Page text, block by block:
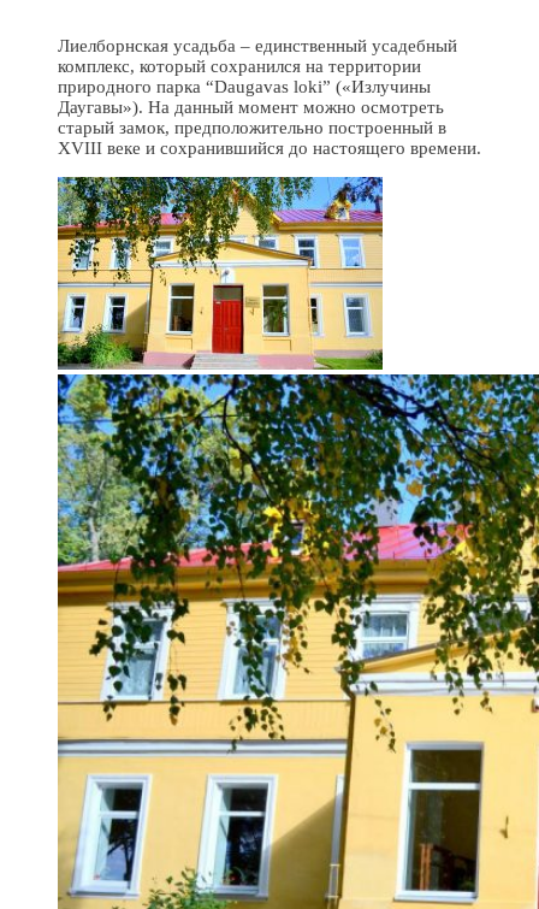
Лиелборнская усадьба – единственный усадебный
комплекс, который сохранился на территории
природного парка “Daugavas loki” («Излучины
Даугавы»). На данный момент можно осмотреть
старый замок, предположительно построенный в
XVIII веке и сохранившийся до настоящего времени.